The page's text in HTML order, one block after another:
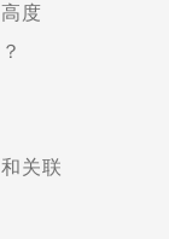
度
关联